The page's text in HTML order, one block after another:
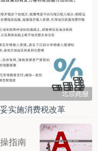
实施消费税改革
指南